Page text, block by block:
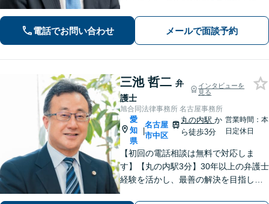
電話でお問い合わせ メールで面談予約
三池 哲二 弁
護士
インタビューを
見る
旭合同法律事務所 名古屋事務所
愛
知
県
|
名古屋
市中区
丸の内駅か
ら徒歩3分
営業時間：本
日定休日
【初回の電話相談は無料で対応しま
す】【丸の内駅3分】30年以上の弁護士
経験を活かし、最善の解決を目指しま